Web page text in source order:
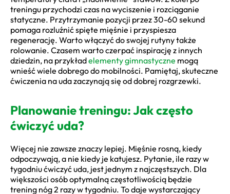
treningu przychodzi czas na wyciszenie i rozciąganie
statyczne. Przytrzymanie pozycji przez 30-60 sekund
pomaga rozluźnić spięte mięśnie i przyspiesza
regenerację. Warto włączyć do swojej rutyny także
rolowanie. Czasem warto czerpać inspirację z innych
dziedzin, na przykładelementy gimnastyczne mogą
wnieść wiele dobrego do mobilności. Pamiętaj, skuteczne
ćwiczenia na uda zaczynają się od dobrej rozgrzewki.
Planowanie treningu: Jak często
ćwiczyć uda?
Więcej nie zawsze znaczy lepiej. Mięśnie rosną, kiedy
odpoczywają, a nie kiedy je katujesz. Pytanie, ile razy w
tygodniu ćwiczyć uda, jest jednym z najczęstszych. Dla
większości osób optymalną częstotliwością będzie
trening nóg 2 razy w tygodniu. To daje wystarczający